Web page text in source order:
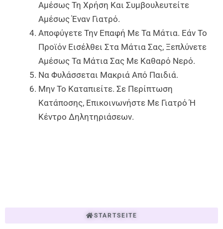
Αμέσως Τη Χρήση Και Συμβουλευτείτε
Αμέσως Έναν Γιατρό.
Αποφύγετε Την Επαφή Με Τα Μάτια. Εάν Το
Προϊόν Εισέλθει Στα Μάτια Σας, Ξεπλύνετε
Αμέσως Τα Μάτια Σας Με Καθαρό Νερό.
Να Φυλάσσεται Μακριά Από Παιδιά.
Μην Το Καταπιείτε. Σε Περίπτωση
Κατάποσης, Επικοινωνήστε Με Γιατρό Ή
Κέντρο Δηλητηριάσεων.
STARTSEITE